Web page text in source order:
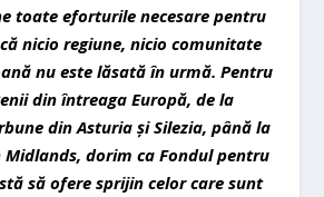
toate eforturile necesare pentru
ă nicio regiune, nicio comunitate
ă nu este lăsată în urmă. Pentru
enii dinîntreaga Europă, de la
din Asturiași Silezia, până la
Midlands,dorim ca Fondul pentru
ă să ofere sprijin celor care sunt